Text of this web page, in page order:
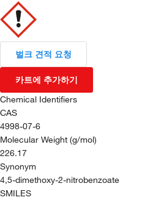
벌크 견적 요청
카트에 추가하기
Chemical Identifiers
CAS
4998-07-6
Molecular Weight (g/mol)
226.17
Synonym
4,5-dimethoxy-2-nitrobenzoate
SMILES